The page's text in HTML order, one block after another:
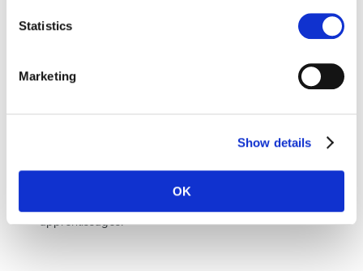
Statistics
Marketing
Show details
OK
les objectifs ajustés,
les éventuels besoins en formation.
apprentissages.